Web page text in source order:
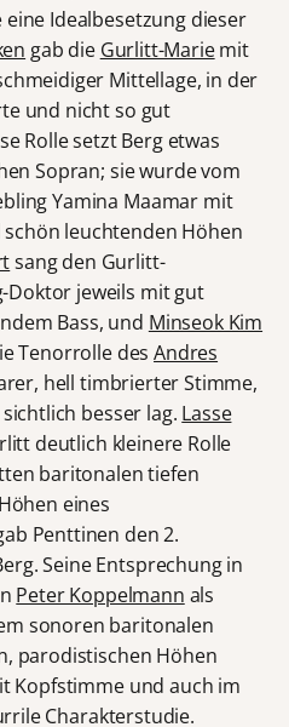
Idealbesetzung dieser
gab die Gurlitt-Mariemit
Mittellage, in der
und nicht so gut
Rolle setzt Berg etwas
Sopran; sie wurde vom
Yamina Maamar mit
leuchtenden Höhen
sang den Gurlitt-
Doktor jeweils mit gut
Bass, und Minseok Kim
Tenorrolle desAndres
hell timbrierter Stimme,
besser lag. Lasse
deutlich kleinere Rolle
baritonalen tiefen
eines
Penttinen den 2.
Seine Entsprechung in
Peter Koppelmann als
sonoren baritonalen
parodistischen Höhen
Kopfstimme und auch im
Charakterstudie.